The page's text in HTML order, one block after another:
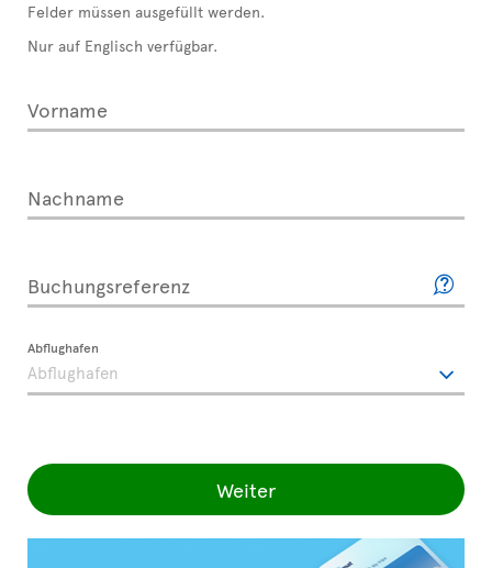
Felder müssen ausgefüllt werden.
Nur auf Englisch verfügbar.
Vorname
Nachname
Buchungsreferenz
Abflughafen
Weiter